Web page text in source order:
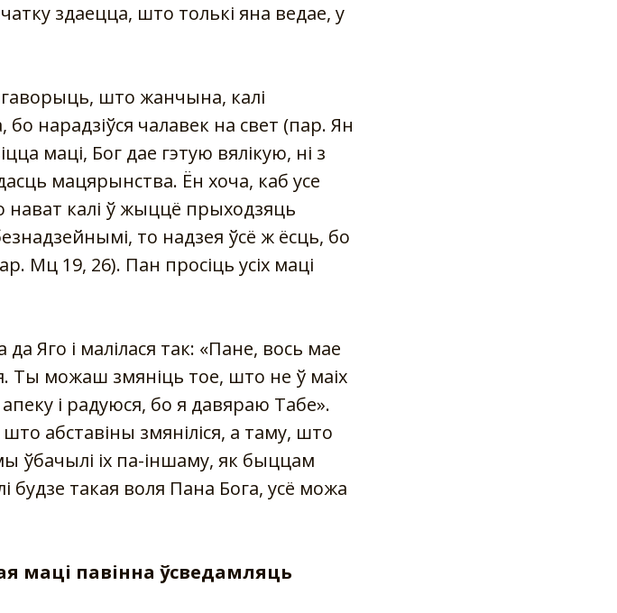
здаецца, што толькі яна ведае, у
гаворыць, што жанчына, калі
нарадзіўся чалавек на свет (пар. Ян
маці, Бог дае гэтую вялікую, ні з
мацярынства. Ён хоча, каб усе
нават калі ў жыццё прыходзяць
то надзея ўсё ж ёсць, бо
Мц 19, 26). Пан просіць усіх маці
Яго і малілася так: «Пане, вось мае
Ты можаш змяніць тое, што не ў маіх
і радуюся, бо я давяраю Табе».
абставіны змяніліся, а таму, што
ўбачылі іх па-іншаму, як быццам
такая воля Пана Бога, усё можа
маці павінна ўсведамляць